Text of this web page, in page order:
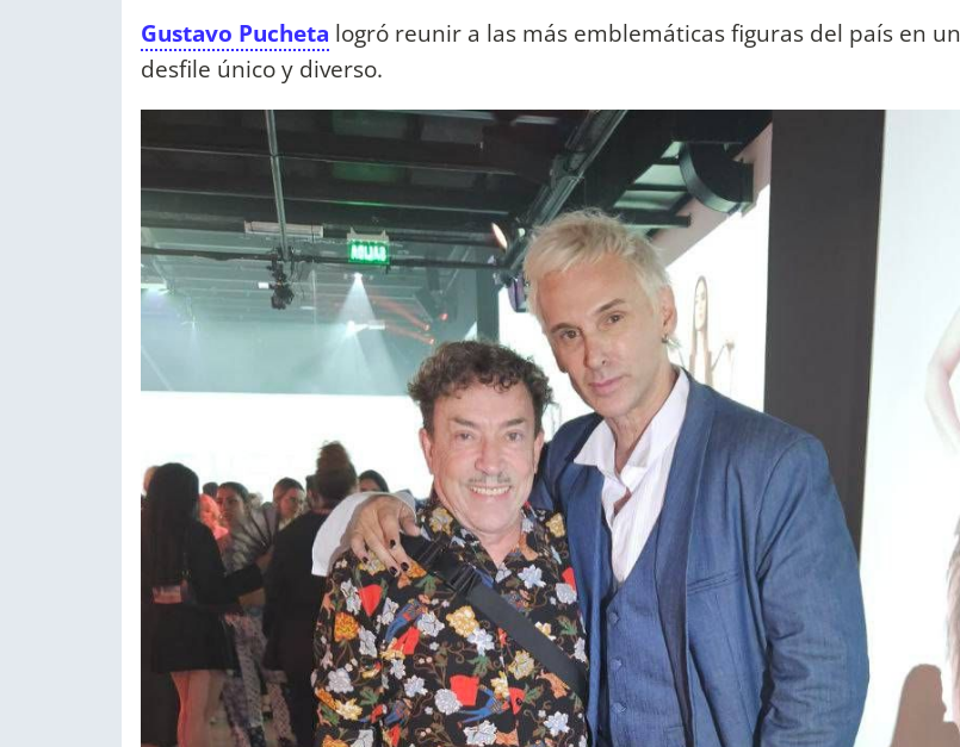
Gustavo Pucheta logró reunir a las más emblemáticas figuras del país en un
desfile único y diverso.